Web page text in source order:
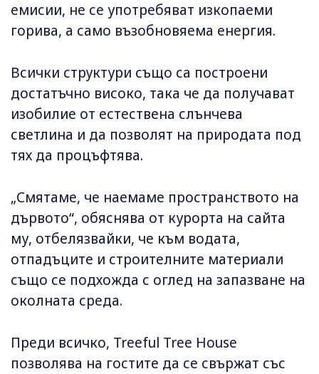
емисии, не се употребяват изкопаеми
горива, а само възобновяема енергия.
Всички структури също са построени
достатъчно високо, така че да получават
изобилие от естествена слънчева
светлина и да позволят на природата под
тях да процъфтява.
„Смятаме, че наемаме пространството на
дървото“, обяснява от курорта на сайта
му, отбелязвайки, че към водата,
отпадъците и строителните материали
също се подхожда с оглед на запазване на
околната среда.
Преди всичко, Treeful Tree House
позволява на гостите да се свържат със